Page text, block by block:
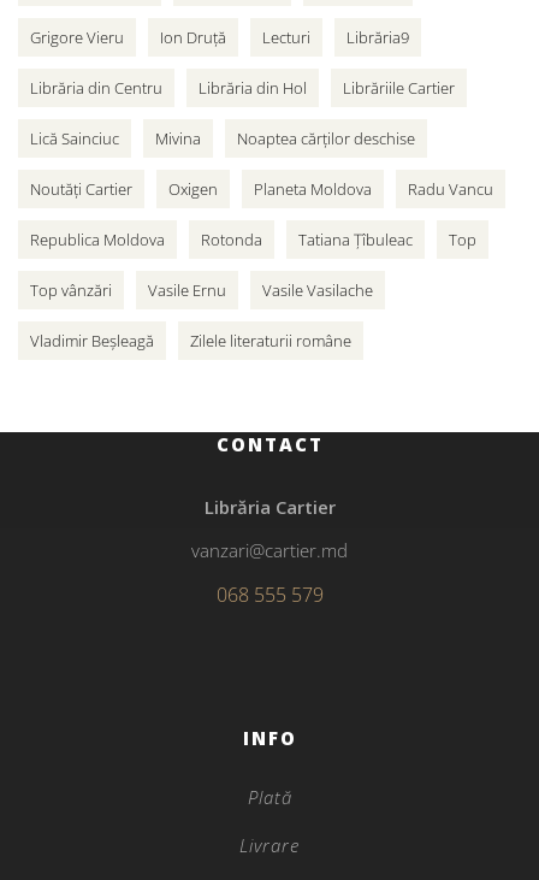
Grigore Vieru Ion Druță Lecturi Librăria9
Librăria din Centru Librăria din Hol Librăriile Cartier
Lică Sainciuc Mivina Noaptea cărților deschise
Noutăți Cartier Oxigen Planeta Moldova Radu Vancu
Republica Moldova Rotonda Tatiana Țîbuleac Top
Top vânzări Vasile Ernu Vasile Vasilache
Vladimir Beșleagă Zilele literaturii române
CONTACT
Librăria Cartier
vanzari@cartier.md
068 555 579
INFO
Plată
Livrare